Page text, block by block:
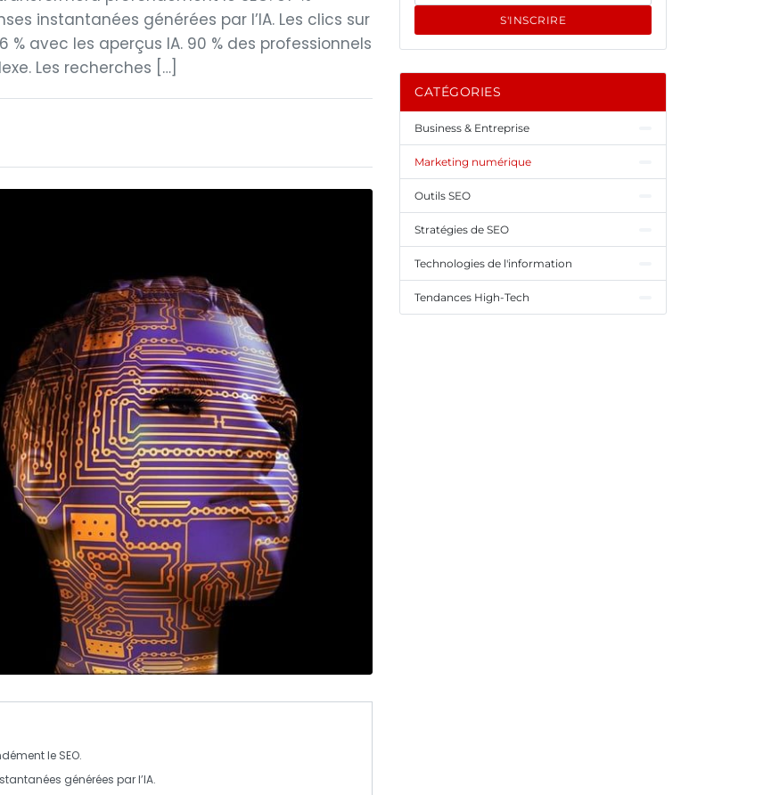
instantanées générées par l’IA. Les clics sur
avec les aperçus IA. 90 % des professionnels
Les recherches […]
le SEO.
générées par l’IA.
S'INSCRIRE
CATÉGORIES
Business & Entreprise
Marketing numérique
Outils SEO
Stratégies de SEO
Technologies de l'information
Tendances High-Tech